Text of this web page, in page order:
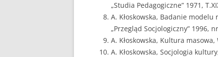
„Studia Pedagogiczne” 1971,
A. Kłoskowska, Badanie
„Przegląd Socjologiczny” 1996,
A. Kłoskowska, Kultura masowa,
A. Kłoskowska, Socjologia